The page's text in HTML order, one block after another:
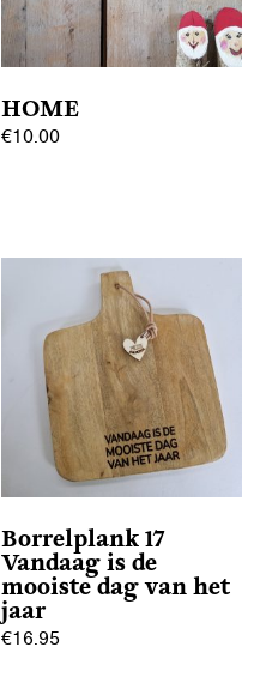
HOME
€10.00
gekozen
worden
productpagina
Borrelplank 17
Vandaag is de
mooiste dag van het
jaar
€16.95